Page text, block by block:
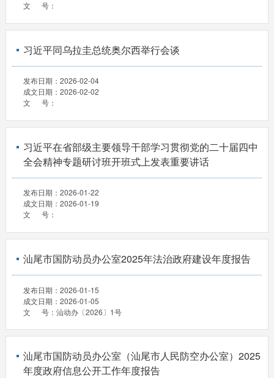
文 号：
习近平同乌拉圭总统奥尔西举行会谈
发布日期： 2026-02-04
成文日期： 2026-02-02
文 号：
习近平在省部级主要领导干部学习贯彻党的二十届四中
全会精神专题研讨班开班式上发表重要讲话
发布日期： 2026-01-22
成文日期： 2026-01-19
文 号：
汕尾市国防动员办公室2025年法治政府建设年度报告
发布日期： 2026-01-15
成文日期： 2026-01-05
文 号： 汕动办〔2026〕1号
汕尾市国防动员办公室（汕尾市人民防空办公室）2025
年度政府信息公开工作年度报告